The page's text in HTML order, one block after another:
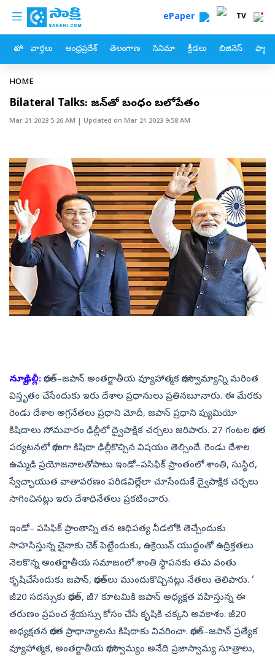
Skip to main content
custom menu ePaper TV
హోం వార్తలు ఆంధ్రప్రదేశ్ తెలంగాణ సినిమా క్రీడలు బిజినెస్
Breadcrumb
HOME
Bilateral Talks: జపాన్‌తో బంధం బలోపేతం
Mar 21 2023 5:26 AM | Updated on Mar 21 2023 9:58 AM
న్యూఢిల్లీ: భారత్‌–జపాన్‌ అంతర్జాతీయ వ్యూహాత్మక భాగస్వామ్యాన్ని మరింత
విస్తృతం చేసేందుకు ఇరు దేశాల ప్రధానులు ప్రతినబూనారు. ఈ మేరకు
రెండు దేశాల అగ్రనేతలు ప్రధాని మోదీ, జపాన్‌ ప్రధాని ప్యుమియో
కిషిదాలు సోమవారం ఢిల్లీలో ద్వైపాక్షిక చర్చలు జరిపారు. 27 గంటల భారత
పర్యటనలో భాగంగా కిషిదా ఢిల్లీకొచ్చిన విషయం తెల్సిందే. రెండు దేశాల
ఉమ్మడి ప్రయోజనాలతోపాటు ఇండో–పసిఫిక్‌ ప్రాంతంలో శాంతి, సుస్థిర,
స్వేచ్ఛాయుత వాతావరణం పరిడవిల్లేలా చూసేందుకే ద్వైపాక్షిక చర్చలు
సాగించినట్లు ఇరు దేశాధినేతలు ప్రకటించారు.
ఇండో– పసిఫిక్‌ ప్రాంతాన్ని తన ఆధిపత్య నీడలోకి తెచ్చేందుకు
సాహసిస్తున్న చైనాకు చెక్‌ పెట్టేందుకు, ఉక్రెయిన్‌ యుద్ధంతో ఉద్రిక్తతలు
నెలకొన్న అంతర్జాతీయ సమాజంలో శాంతి స్థాపనకు తమ వంతు
కృషిచేసేందుకు జపాన్, భారత్‌లు ముందుకొచ్చినట్లు నేతలు తెలిపారు. ‘
జీ20 సదస్సుకు భారత్, జీ7 కూటమికి జపాన్‌ అధ్యక్షత వహిస్తున్న ఈ
తరుణం ప్రపంచ శ్రేయస్సు కోసం చేసే కృషికి చక్కని అవకాశం. జీ20
అధ్యక్షతన భారత ప్రాధాన్యాలను కిషిదాకు వివరించా. భారత్‌–జపాన్‌ ప్రత్యేక
వ్యూహాత్మక, అంతర్జాతీయ భాగస్వామ్యం అనేది ప్రజాస్వామ్య సూత్రాలు,